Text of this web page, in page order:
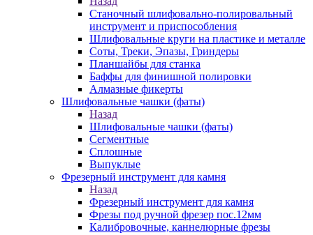
Станочный шлифовально-полировальный
инструмент и приспособления
Шлифовальные круги на пластике и металле
Соты, Треки, Эпазы, Гриндеры
Планшайбы для станка
Баффы для финишной полировки
Алмазные фикерты
Шлифовальные чашки (фаты)
Назад
Шлифовальные чашки (фаты)
Сегментные
Сплошные
Выпуклые
Фрезерный инструмент для камня
Назад
Фрезерный инструмент для камня
Фрезы под ручной фрезер пос.12мм
Калибровочные, каннелюрные фрезы